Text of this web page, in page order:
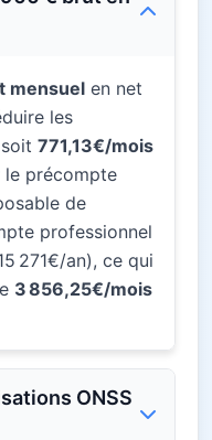
mensuel en net
les
771,13€/mois
le précompte
de
professionnel
271€/an), ce qui
3 856,25€/mois